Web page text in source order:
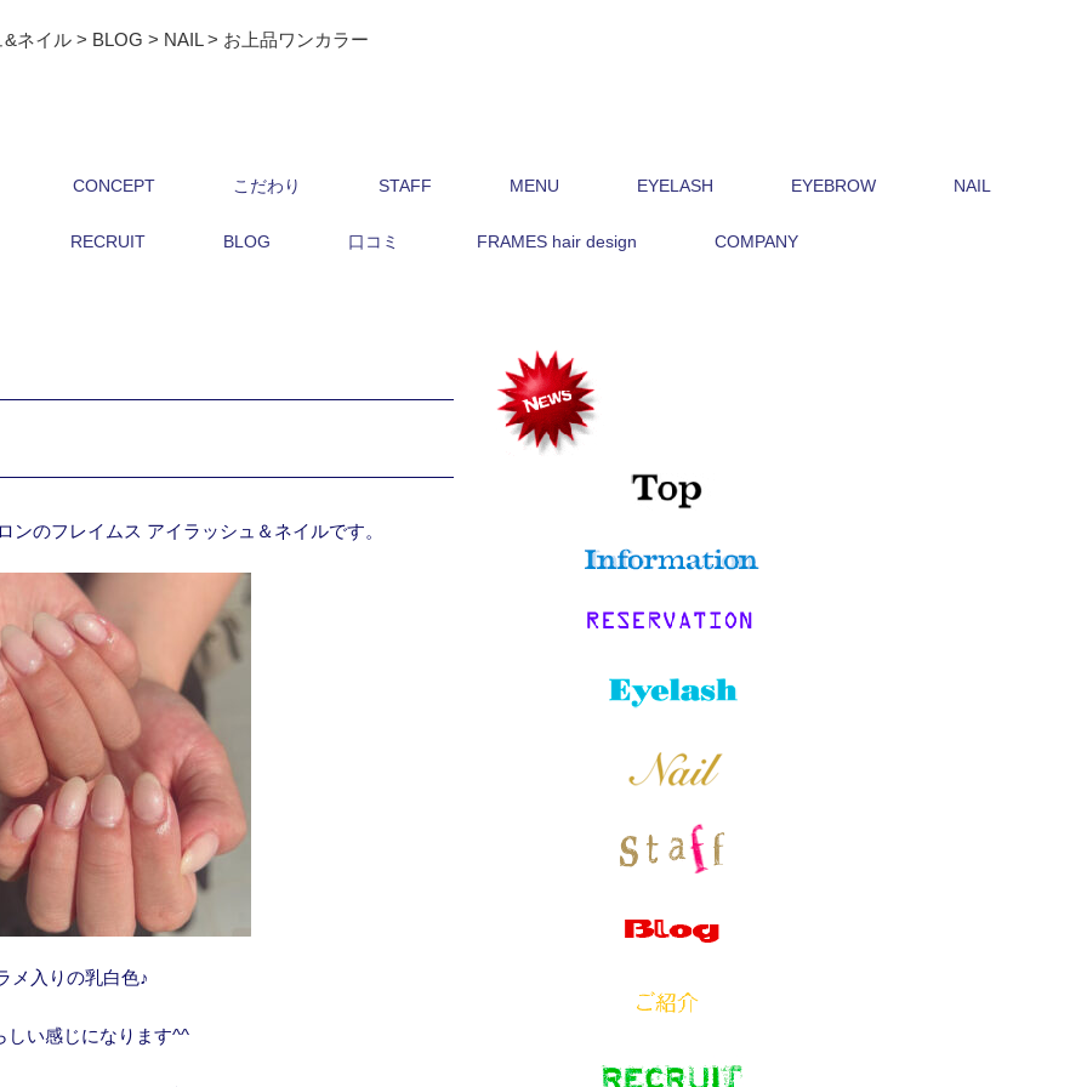
&ネイル > BLOG > NAIL> お上品ワンカラー
CONCEPT こだわり STAFF MENU EYELASH EYEBROW NAIL
RECRUIT BLOG 口コミ FRAMES hair design COMPANY
ンのフレイムス アイラッシュ＆ネイルです。
メ入りの乳白色♪
しい感じになります^^